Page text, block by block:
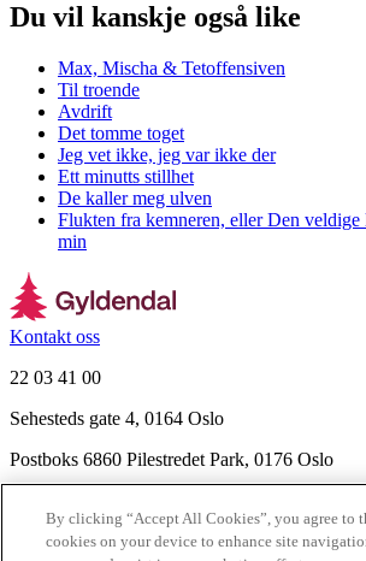
Du vil kanskje også like
Max, Mischa & Tetoffensiven
Til troende
Avdrift
Det tomme toget
Jeg vet ikke, jeg var ikke der
Ett minutts stillhet
De kaller meg ulven
Flukten fra kemneren, eller Den veldige
min
Kontakt oss
22 03 41 00
Sehesteds gate 4, 0164 Oslo
Postboks 6860 Pilestredet Park, 0176 Oslo
Nyhetsbrev
By clicking “Accept All Cookies”, you agree to
cookies on your device to enhance site